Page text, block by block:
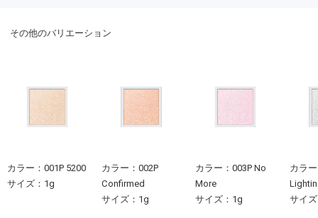
その他のバリエーション
カラー：001P 5200
サイズ：1g
カラー：002P
Confirmed
サイズ：1g
カラー：003P No
More
サイズ：1g
カラ
サイ